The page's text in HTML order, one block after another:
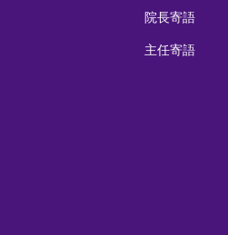
院長寄語
主任寄語